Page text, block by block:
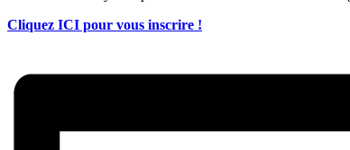
Cliquez ICI pour vous inscrire !